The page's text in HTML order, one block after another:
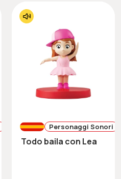
Personaggi Sonori
Todo baila con Lea